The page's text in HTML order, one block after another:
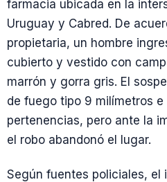
farmacia ubicada en la
Uruguay y Cabred. De
propietaria, un hombre
cubierto y vestido con
marrón y gorra gris. El
de fuego tipo 9 milímetros
pertenencias, pero ante la
el robo abandonó el lugar.
Según fuentes policiales, el